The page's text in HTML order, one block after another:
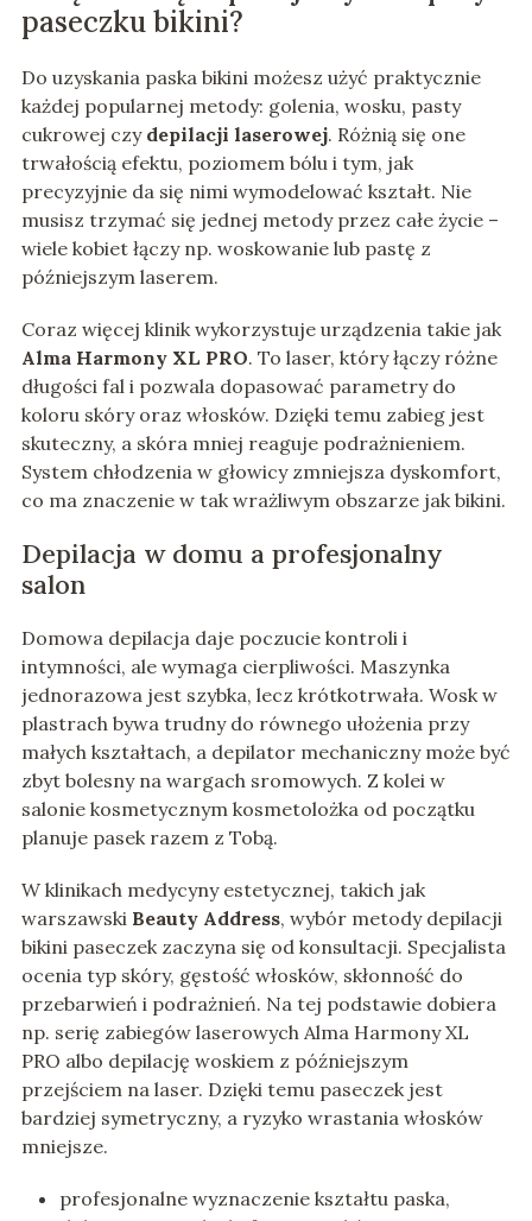
paseczku bikini?
Do uzyskania paska bikini możesz użyć praktycznie
każdej popularnej metody: golenia, wosku, pasty
cukrowej czy depilacji laserowej. Różnią się one
trwałością efektu, poziomem bólu i tym, jak
precyzyjnie da się nimi wymodelować kształt. Nie
musisz trzymać się jednej metody przez całe życie –
wiele kobiet łączy np. woskowanie lub pastę z
późniejszym laserem.
Coraz więcej klinik wykorzystuje urządzenia takie jak
Alma Harmony XL PRO. To laser, który łączy różne
długości fal i pozwala dopasować parametry do
koloru skóry oraz włosków. Dzięki temu zabieg jest
skuteczny, a skóra mniej reaguje podrażnieniem.
System chłodzenia w głowicy zmniejsza dyskomfort,
co ma znaczenie w tak wrażliwym obszarze jak bikini.
Depilacja w domu a profesjonalny
salon
Domowa depilacja daje poczucie kontroli i
intymności, ale wymaga cierpliwości. Maszynka
jednorazowa jest szybka, lecz krótkotrwała. Wosk w
plastrach bywa trudny do równego ułożenia przy
małych kształtach, a depilator mechaniczny może być
zbyt bolesny na wargach sromowych. Z kolei w
salonie kosmetycznym kosmetolożka od początku
planuje pasek razem z Tobą.
W klinikach medycyny estetycznej, takich jak
warszawski Beauty Address, wybór metody depilacji
bikini paseczek zaczyna się od konsultacji. Specjalista
ocenia typ skóry, gęstość włosków, skłonność do
przebarwień i podrażnień. Na tej podstawie dobiera
np. serię zabiegów laserowych Alma Harmony XL
PRO albo depilację woskiem z późniejszym
przejściem na laser. Dzięki temu paseczek jest
bardziej symetryczny, a ryzyko wrastania włosków
mniejsze.
profesjonalne wyznaczenie kształtu paska,